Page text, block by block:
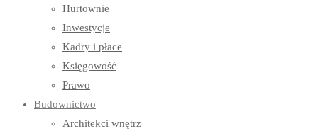
Hurtownie
Inwestycje
Kadry i płace
Księgowość
Prawo
Budownictwo
Architekci wnętrz